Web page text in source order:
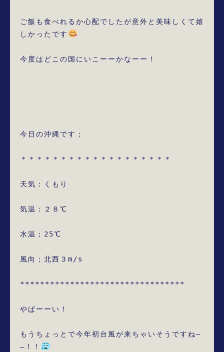
ご飯も食べれるか心配でしたが意外と美味しくて嬉
しかったです
今度はどこの国にいこーーかなーー！
今日の沖縄です；
＊＊＊＊＊＊＊＊＊＊＊＊＊＊＊＊＊＊＊
天気：くもり
気温：２８℃
水温；25℃
風向；北西３m/s
*********************************
やばーーい！
もうちょっとで今年初台風が来ちゃいそうですね―
―！！